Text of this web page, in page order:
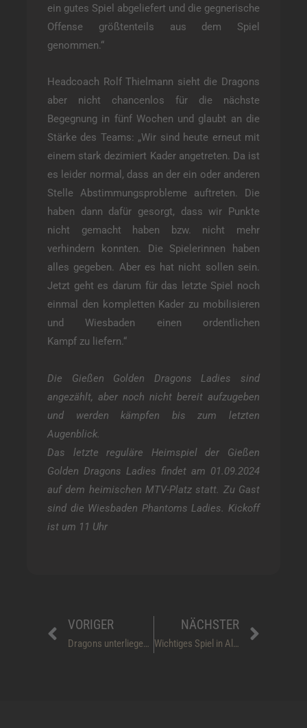
ein gutes Spiel abgeliefert und die gegnerische
Offense größtenteils aus dem Spiel
genommen.“
Headcoach Rolf Thielmann sieht die Dragons
aber nicht chancenlos für die nächste
Begegnung in fünf Wochen und glaubt an die
Stärke des Teams: „Wir sind heute erneut mit
einem stark dezimiert Kader angetreten. Da ist
es leider normal, dass an der ein oder anderen
Stelle Abstimmungsprobleme auftreten. Die
haben dann dafür gesorgt, dass wir Punkte
nicht gemacht haben bzw. nicht mehr
verhindern konnten. Die Spielerinnen haben
alles gegeben. Aber es hat nicht sollen sein.
Jetzt geht es darum für das letzte Spiel noch
einmal den kompletten Kader zu mobilisieren
und Wiesbaden einen ordentlichen
Kampf zu liefern.“
Die Gießen Golden Dragons Ladies sind
angezählt, aber noch nicht bereit aufzugeben
und werden kämpfen bis zum letzten
Augenblick.
Das letzte reguläre Heimspiel der Gießen
Golden Dragons Ladies findet am 01.09.2024
auf dem heimischen MTV-Platz statt. Zu Gast
sind die Wiesbaden Phantoms Ladies. Kickoff
ist um 11 Uhr
Prev
VORIGER
Dragons unterliegen auswärts in Pforzheim
NÄCHSTER
Wichtiges Spiel in Albershausen